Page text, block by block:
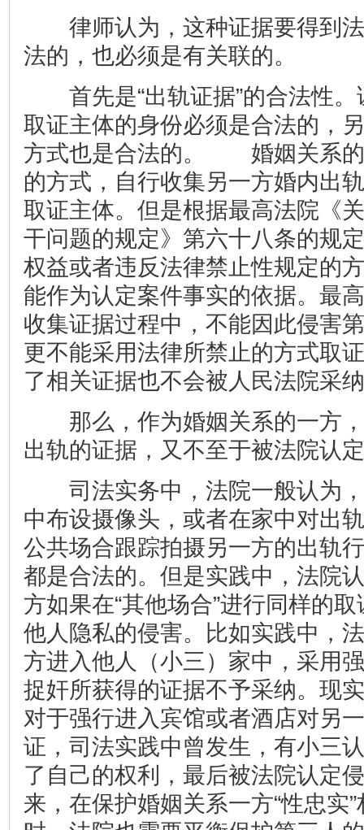
律师认为，这种证据要得到法
法的，也必须是有关联的。
首先是“出轨证据”的合法性。
取证主体的身份必须是合法的，
方式也是合法的。 婚姻关系的
的方式，自行收集另一方婚内出
取证主体。但是根据最高法院《
干问题的规定》第六十八条的规
权益或者违反法律禁止性规定的
能作为认定案件事实的依据。最
收集证据过程中，不能因此侵害
更不能采用法律所禁止的方式取
了相关证据也不会被人民法院采
那么，作为婚姻关系的一方，
出轨的证据，又不至于被法院认
司法实务中，法院一般认为，
中布设摄像头，或者在家中对出
公共场合跟踪拍摄另一方的出轨
都是合法的。但是实践中，法院
方如果在“其他场合”进行同样的
他人隐私的侵害。比如实践中，
方进入他人（小三）家中，采用
捉奸所获得的证据不予采纳。现
对于强行进入宾馆或者酒店对另
证，司法实践中曾发生，有小三
了自己的权利，最后被法院认定
来，在保护婚姻关系一方“性忠实